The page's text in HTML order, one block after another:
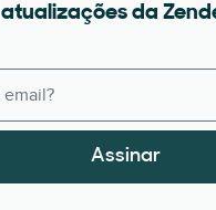
atualizações da
Assinar